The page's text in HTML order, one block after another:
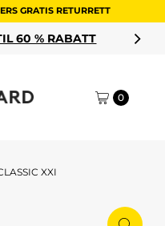
GRATIS RETURRETT
0
XXI